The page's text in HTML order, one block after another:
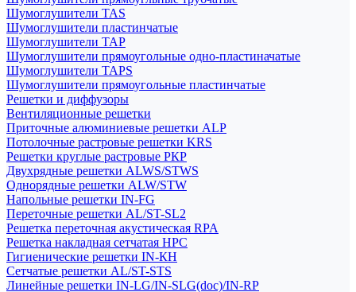
Шумоглушители TAS
Шумоглушители пластинчатые
Шумоглушители TAP
Шумоглушители прямоугольные одно-пластиначатые
Шумоглушители TAPS
Шумоглушители прямоугольные пластинчатые
Решетки и диффузоры
Вентиляционные решетки
Приточные алюминиевые решетки ALP
Потолочные растровые решетки KRS
Решетки круглые растровые РКР
Двухрядные решетки ALWS/STWS
Однорядные решетки ALW/STW
Напольные решетки IN-FG
Переточные решетки AL/ST-SL2
Решетка переточная акустическая RPA
Решетка накладная сетчатая НРС
Гигиенические решетки IN-КН
Сетчатые решетки AL/ST-STS
Линейные решетки IN-LG/IN-SLG(doc)/IN-RP